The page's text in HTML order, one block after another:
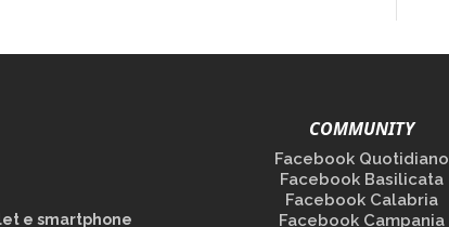
e smartphone
COMMUNITY
Facebook Quotidiano
Facebook Basilicata
Facebook Calabria
Facebook Campania